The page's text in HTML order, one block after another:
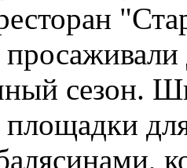
сезон.